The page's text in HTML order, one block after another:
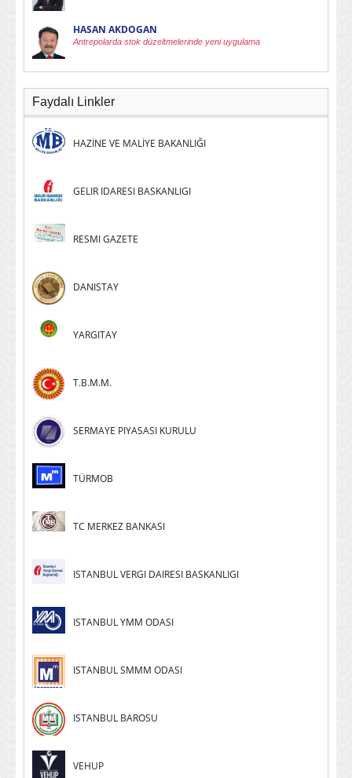
HASAN AKDOGAN
Antrepolarda stok düzeltmelerinde yeni uygulama
Faydalı Linkler
HAZİNE VE MALİYE BAKANLIĞI
GELIR IDARESI BASKANLIGI
RESMI GAZETE
DANISTAY
YARGITAY
T.B.M.M.
SERMAYE PIYASASI KURULU
TÜRMOB
TC MERKEZ BANKASI
ISTANBUL VERGI DAIRESI BASKANLIGI
ISTANBUL YMM ODASI
ISTANBUL SMMM ODASI
ISTANBUL BAROSU
VEHUP